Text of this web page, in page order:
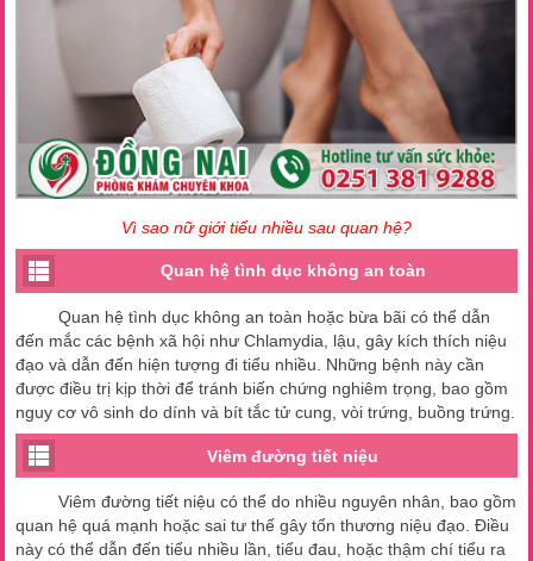
Vì sao nữ giới tiểu nhiều sau quan hệ?
Quan hệ tình dục không an toàn
Quan hệ tình dục không an toàn hoặc bừa bãi có thể dẫn
đến mắc các bệnh xã hội như Chlamydia, lậu, gây kích thích niệu
đạo và dẫn đến hiện tượng đi tiểu nhiều. Những bệnh này cần
được điều trị kịp thời để tránh biến chứng nghiêm trọng, bao gồm
nguy cơ vô sinh do dính và bít tắc tử cung, vòi trứng, buồng trứng.
Viêm đường tiết niệu
Viêm đường tiết niệu có thể do nhiều nguyên nhân, bao gồm
quan hệ quá mạnh hoặc sai tư thế gây tổn thương niệu đạo. Điều
này có thể dẫn đến tiểu nhiều lần, tiểu đau, hoặc thậm chí tiểu ra